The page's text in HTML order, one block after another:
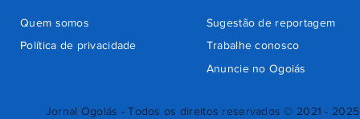
Jornal Ogoiás - Todos os direitos reservados © 2021 - 2025
Quem somos
Sugestão de reportagem
Trabalhe conosco
Política de privacidade
Anuncie no Ogoiás